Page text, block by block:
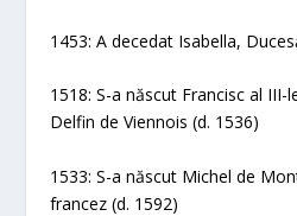
1453: A decedat Isabella,
1518: S-a născut Francisc al
Delfin de Viennois (d. 1536)
1533: S-a născut Michel de
francez (d. 1592)